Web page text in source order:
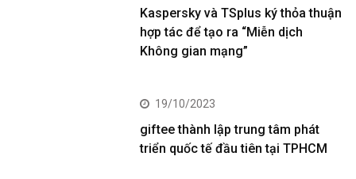
Kaspersky và TSplus ký thỏa thuận
hợp tác để tạo ra “Miễn dịch
Không gian mạng”
19/10/2023
giftee thành lập trung tâm phát
triển quốc tế đầu tiên tại TPHCM